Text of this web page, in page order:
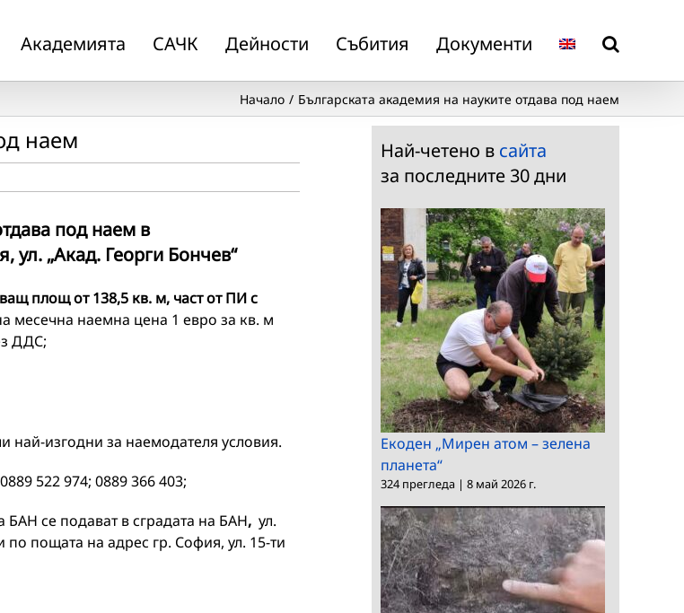
Академията САЧК Дейности Събития Документи
Начало Българската академия на науките отдава под наем
наем
под наем в
„Акад. Георги Бончев“
площ от138,5 кв. м, част от ПИ с
месечна наемна цена 1 евро за кв. м
ДДС;
изгодни за наемодателя условия.
522 974; 0889 366 403;
се подават в сградата на БАН, ул.
пощата на адрес гр. София, ул. 15-ти
Най-четено в сайта
за последните 30 дни
Екоден „Мирен атом – зелена
планета“
324 прегледа | 8 май 2026 г.